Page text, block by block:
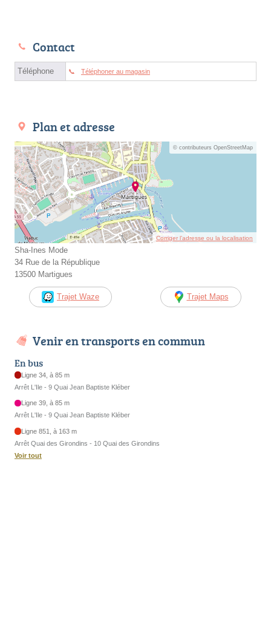
Contact
Téléphone Téléphoner au magasin
Plan et adresse
© contributeurs OpenStreetMap
Corriger l’adresse ou la localisation
Sha-Ines Mode
34 Rue de la République
13500 Martigues
Trajet Waze Trajet Maps
Venir en transports en commun
En bus
Ligne 34, à 85 m
Arrêt L'Ile - 9 Quai Jean Baptiste Kléber
Ligne 39, à 85 m
Arrêt L'Ile - 9 Quai Jean Baptiste Kléber
Ligne 851, à 163 m
Arrêt Quai des Girondins - 10 Quai des Girondins
Voir tout